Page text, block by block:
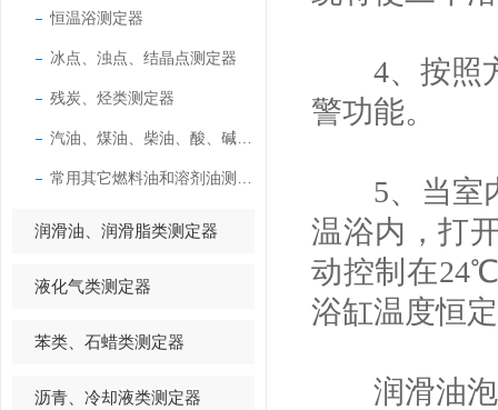
恒温浴测定器
冰点、浊点、结晶点测定器
残炭、烃类测定器
润滑油、润滑脂类测定器
液化气类测定器
苯类、石蜡类测定器
沥青、冷却液类测定器
4、按照方
警功能。
5、当室内
温浴内，打
动控制在
浴缸温度恒
润滑油泡